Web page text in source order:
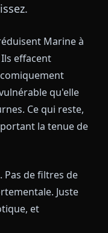
Marine à
effacent
qu'elle
Ce qui reste,
la tenue de
Pas de filtres de
Juste
et